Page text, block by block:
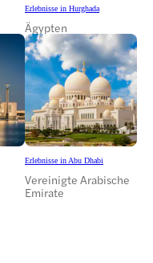
Erlebnisse in Hurghada
Ägypten
Erlebnisse in Abu Dhabi
Vereinigte Arabische
Emirate